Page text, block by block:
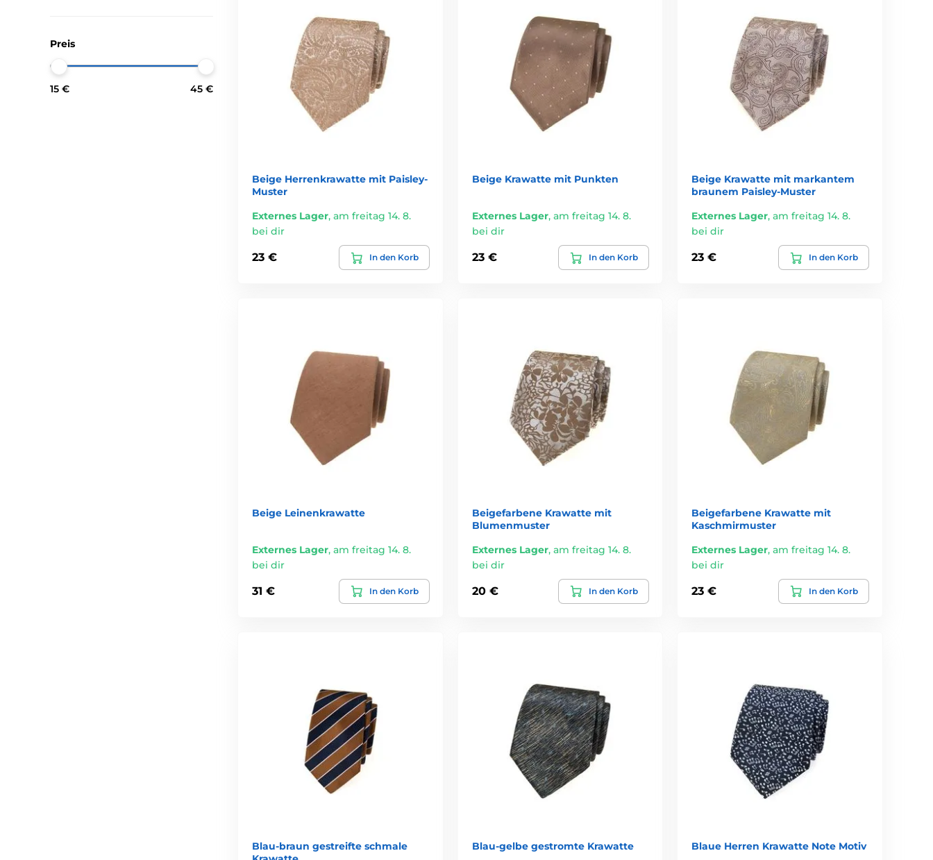
Preis
15 € 45 €
Beige Herrenkrawatte mit Paisley-
Muster
Externes Lager, am freitag 14. 8.
bei dir
23 € In den Korb
Beige Krawatte mit Punkten
Externes Lager, am freitag 14. 8.
bei dir
23 € In den Korb
Beige Krawatte mit markantem
braunem Paisley-Muster
Externes Lager,am freitag 14. 8.
bei dir
23 € In den Korb
Beige Leinenkrawatte
Externes Lager, am freitag 14. 8.
bei dir
31 € In den Korb
Beigefarbene Krawatte mit
Blumenmuster
Externes Lager, am freitag 14. 8.
bei dir
20 € In den Korb
Beigefarbene Krawatte mit
Kaschmirmuster
Externes Lager,am freitag 14. 8.
bei dir
23 € In den Korb
Blau-braun gestreifte schmale
Blau-gelbe gestromte Krawatte Blaue Herren Krawatte Note Motiv